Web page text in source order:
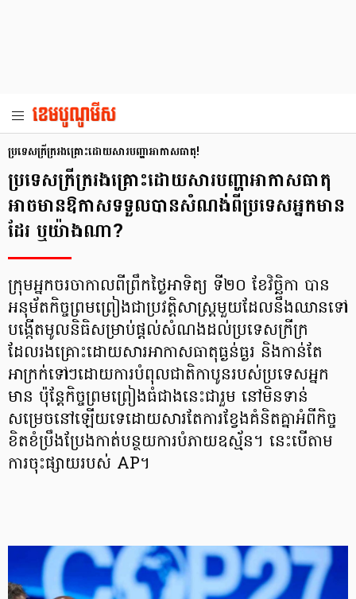
ប្រទេសក្រីក្ររងគ្រោះដោយសារបញ្ហាអាកាសធាតុ!
ប្រទេសក្រីក្ររងគ្រោះដោយសារបញ្ហាអាកាសធាតុ
អាចមានឱកាសទទួលបានសំណង់ពីប្រទេសអ្នកមាន
ដែរ ឬយ៉ាងណា?
ក្រុមអ្នកចរចាកាលពីព្រឹកថ្ងៃអាទិត្យ ទី២០ ខែវិច្ឆិកា បាន
អនុម័តកិច្ចព្រមព្រៀងជាប្រវត្តិសាស្ត្រមួយដែលនឹងឈានទៅ
បង្កើតមូលនិធិសម្រាប់ផ្តល់សំណងដល់ប្រទេសក្រីក្រ
ដែលរងគ្រោះដោយសារអាកាសធាតុធ្ងន់ធ្ងរ និងកាន់តែ
អាក្រក់ទៅៗដោយការបំពុលជាតិកាបូនរបស់ប្រទេសអ្នក
មាន ប៉ុន្តែកិច្ចព្រមព្រៀងធំជាងនេះជារួម នៅមិនទាន់
សម្រេចនៅឡើយទេដោយសារតែការខ្វែងគំនិតគ្នាអំពីកិច្ច
ខិតខំប្រឹងប្រែងកាត់បន្ថយការបំភាយឧស្ម័ន។ នេះបើតាម
ការចុះផ្សាយរបស់ AP។